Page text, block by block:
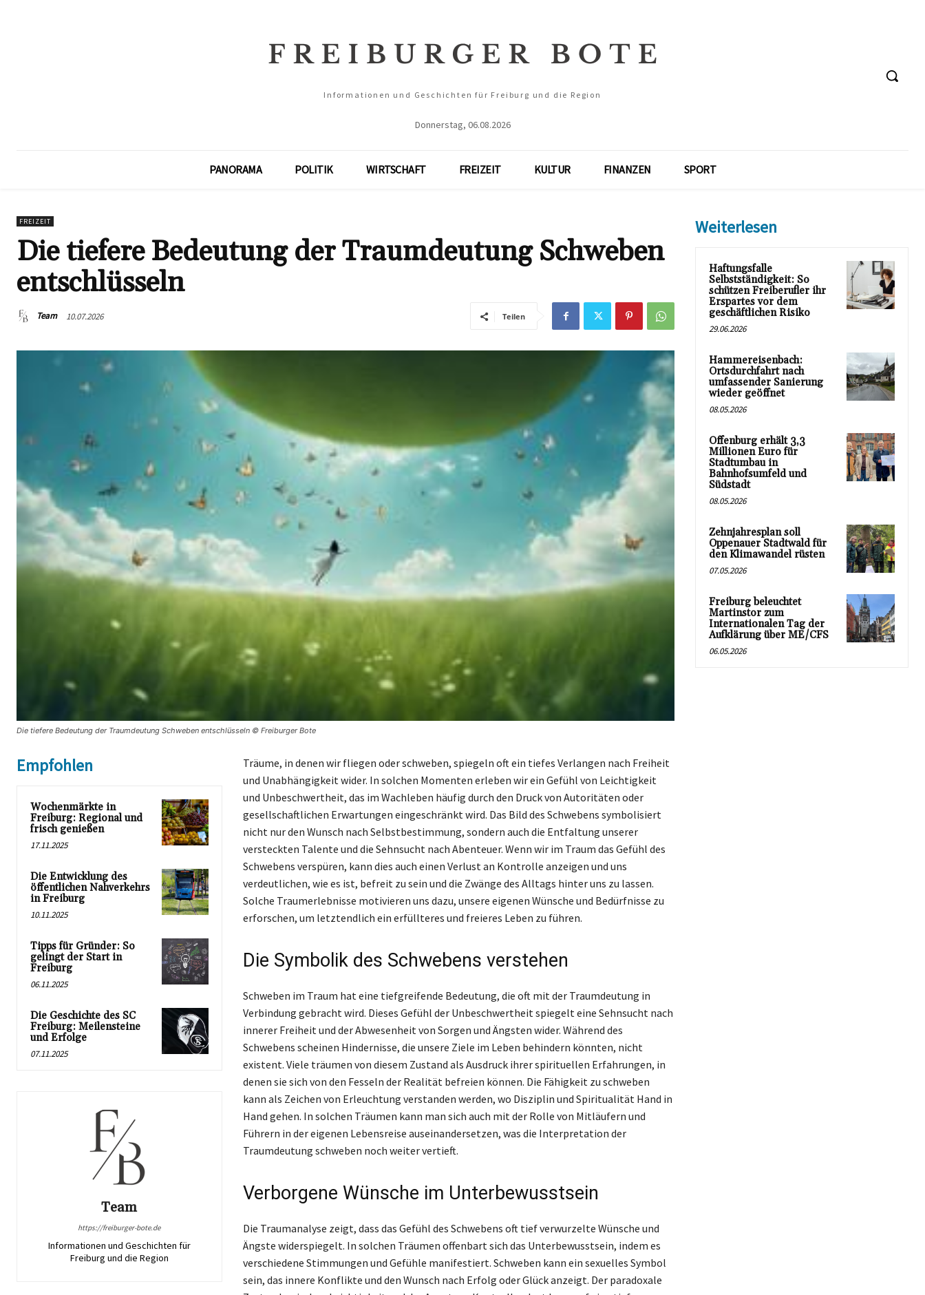
Informationen und Geschichten für Freiburg und die Region
Donnerstag, 06.08.2026
PANORAMA POLITIK WIRTSCHAFT FREIZEIT KULTUR FINANZEN SPORT
FREIZEIT
Die tiefere Bedeutung der Traumdeutung Schweben
entschlüsseln
Team 10.07.2026 Teilen
Die tiefere Bedeutung der Traumdeutung Schweben entschlüsseln © Freiburger Bote
Empfohlen
Wochenmärkte in
Freiburg: Regional und
frisch genießen
17.11.2025
Die Entwicklung des
öffentlichen Nahverkehrs
in Freiburg
10.11.2025
Tipps für Gründer: So
gelingt der Start in
Freiburg
06.11.2025
Die Geschichte des SC
Freiburg: Meilensteine
und Erfolge
07.11.2025
Team
https://freiburger-bote.de
Informationen und Geschichten für
Freiburg und die Region
Träume, in denen wir fliegen oder schweben, spiegeln oft ein tiefes Verlangen nach Freiheit
und Unabhängigkeit wider. In solchen Momenten erleben wir ein Gefühl von Leichtigkeit
und Unbeschwertheit, das im Wachleben häufig durch den Druck von Autoritäten oder
gesellschaftlichen Erwartungen eingeschränkt wird. Das Bild des Schwebens symbolisiert
nicht nur den Wunsch nach Selbstbestimmung, sondern auch die Entfaltung unserer
versteckten Talente und die Sehnsucht nach Abenteuer. Wenn wir im Traum das Gefühl des
Schwebens verspüren, kann dies auch einen Verlust an Kontrolle anzeigen und uns
verdeutlichen, wie es ist, befreit zu sein und die Zwänge des Alltags hinter uns zu lassen.
Solche Traumerlebnisse motivieren uns dazu, unsere eigenen Wünsche und Bedürfnisse zu
erforschen, um letztendlich ein erfüllteres und freieres Leben zu führen.
Die Symbolik des Schwebens verstehen
Schweben im Traum hat eine tiefgreifende Bedeutung, die oft mit der Traumdeutung in
Verbindung gebracht wird. Dieses Gefühl der Unbeschwertheit spiegelt eine Sehnsucht nach
innerer Freiheit und der Abwesenheit von Sorgen und Ängsten wider. Während des
Schwebens scheinen Hindernisse, die unsere Ziele im Leben behindern könnten, nicht
existent. Viele träumen von diesem Zustand als Ausdruck ihrer spirituellen Erfahrungen, in
denen sie sich von den Fesseln der Realität befreien können. Die Fähigkeit zu schweben
kann als Zeichen von Erleuchtung verstanden werden, wo Disziplin und Spiritualität Hand in
Hand gehen. In solchen Träumen kann man sich auch mit der Rolle von Mitläufern und
Führern in der eigenen Lebensreise auseinandersetzen, was die Interpretation der
Traumdeutung schweben noch weiter vertieft.
Verborgene Wünsche im Unterbewusstsein
Die Traumanalyse zeigt, dass das Gefühl des Schwebens oft tief verwurzelte Wünsche und
Ängste widerspiegelt. In solchen Träumen offenbart sich das Unterbewusstsein, indem es
verschiedene Stimmungen und Gefühle manifestiert. Schweben kann ein sexuelles Symbol
sein, das innere Konflikte und den Wunsch nach Erfolg oder Glück anzeigt. Der paradoxale
Weiterlesen
Haftungsfalle
Selbstständigkeit: So
schützen Freiberufler ihr
Erspartes vor dem
geschäftlichen Risiko
29.06.2026
Hammereisenbach:
Ortsdurchfahrt nach
umfassender Sanierung
wieder geöffnet
08.05.2026
Offenburg erhält 3,3
Millionen Euro für
Stadtumbau in
Bahnhofsumfeld und
Südstadt
08.05.2026
Zehnjahresplan soll
Oppenauer Stadtwald für
den Klimawandel rüsten
07.05.2026
Freiburg beleuchtet
Martinstor zum
Internationalen Tag der
Aufklärung über ME/CFS
06.05.2026